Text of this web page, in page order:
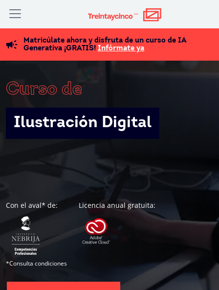
Matricúlate ahora y disfruta de un curso de IA
Generativa ¡GRATIS! Infórmate ya
Curso de
Ilustración Digital
Con el aval* de:
*Consulta condiciones
Licencia anual gratuita: